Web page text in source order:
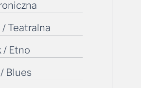
Teatralna
/ Etno
/ Blues